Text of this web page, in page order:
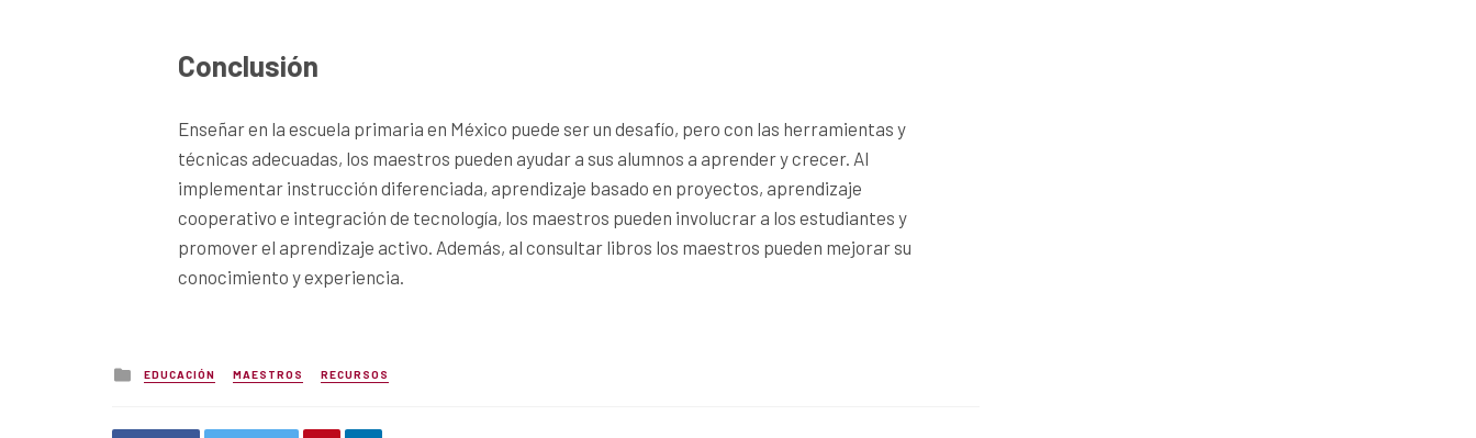
Conclusión
Enseñar en la escuela primaria en México puede ser un desafío, pero con las herramientas y
técnicas adecuadas, los maestros pueden ayudar a sus alumnos a aprender y crecer. Al
implementar instrucción diferenciada, aprendizaje basado en proyectos, aprendizaje
cooperativo e integración de tecnología, los maestros pueden involucrar a los estudiantes y
promover el aprendizaje activo. Además, al consultar libros los maestros pueden mejorar su
conocimiento y experiencia.
Posted
in
EDUCACIÓN MAESTROS RECURSOS